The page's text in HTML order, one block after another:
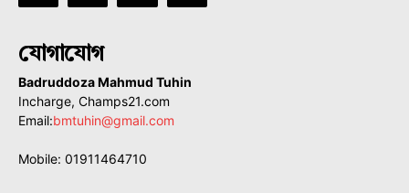
যোগাযোগ
Badruddoza Mahmud Tuhin
Incharge, Champs21.com
Email:bmtuhin@gmail.com
Mobile: 01911464710